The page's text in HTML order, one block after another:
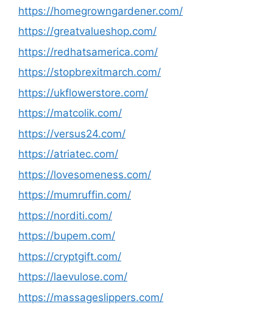
https://homegrowngardener.com/
https://greatvalueshop.com/
https://redhatsamerica.com/
https://stopbrexitmarch.com/
https://ukflowerstore.com/
https://matcolik.com/
https://versus24.com/
https://atriatec.com/
https://lovesomeness.com/
https://mumruffin.com/
https://norditi.com/
https://bupem.com/
https://cryptgift.com/
https://laevulose.com/
https://massageslippers.com/